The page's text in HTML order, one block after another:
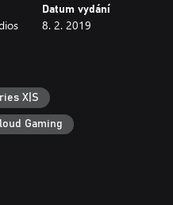
Datum vydání
8. 2. 2019
X|S
Gaming